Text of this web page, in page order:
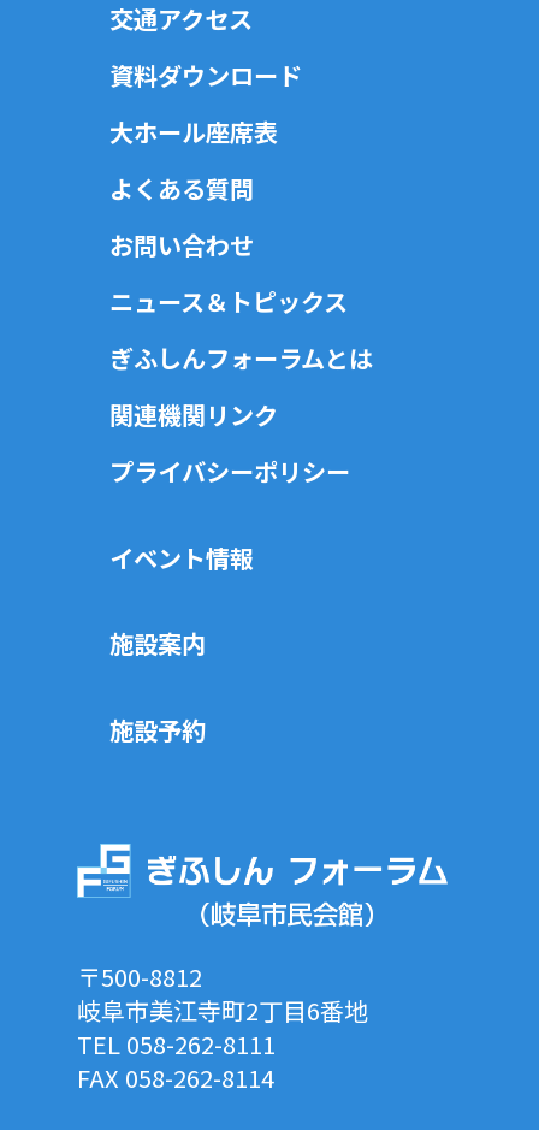
〒500-8812
岐阜市美江寺町2丁目6番地
TEL 058-262-8111
FAX 058-262-8114
交通アクセス
資料ダウンロード
大ホール座席表
よくある質問
お問い合わせ
ニュース＆トピックス
ぎふしんフォーラムとは
関連機関リンク
プライバシーポリシー
イベント情報
施設案内
施設予約